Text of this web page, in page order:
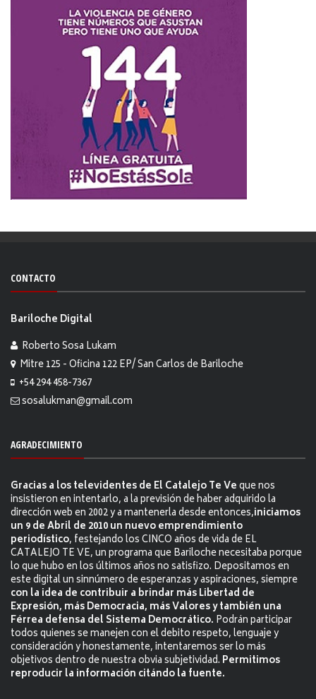
CONTACTO
Bariloche Digital
Roberto Sosa Lukam
Mitre 125 - Oficina 122 EP/ San Carlos de Bariloche
+54 294 458-7367
sosalukman@gmail.com
AGRADECIMIENTO
Gracias a los televidentes de El Catalejo Te Veque nos
insistieron en intentarlo, a la previsión de haber adquirido la
dirección web en 2002 y a mantenerla desde entonces,iniciamos
un 9 de Abril de 2010 un nuevo emprendimiento
periodístico, festejando los CINCO años de vida de EL
CATALEJO TE VE, un programa que Bariloche necesitaba porque
lo que hubo en los últimos años no satisfizo. Depositamos en
este digital un sinnúmero de esperanzas y aspiraciones, siempre
con la idea de contribuir a brindar más Libertad de
Expresión, más Democracia, más Valores y también una
Férrea defensa del Sistema Democrático. Podrán participar
todos quienes se manejen con el debito respeto, lenguaje y
consideración y honestamente, intentaremos ser lo más
objetivos dentro de nuestra obvia subjetividad. Permitimos
reproducir la información citándo la fuente.